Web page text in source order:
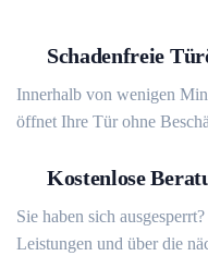
Schadenfreie
Innerhalb von wenigen
öffnet Ihre Tür ohne
Kostenlose
Sie haben sich
Leistungen und über die